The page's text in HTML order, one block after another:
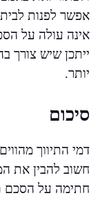
אפשר לפנות
אינה עולה על
ייתכן שיש צורך
יותר.
סיכום
דמי התיווך
חשוב להבין את
חתימה על הסכם